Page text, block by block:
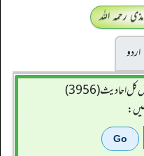
رحمہ اللہ
اردو
احادیث (3956)